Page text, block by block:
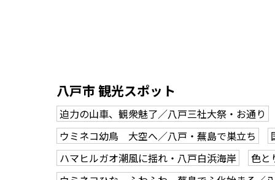
八戸市 観光スポット
迫力の山車、観衆魅了／八戸三社大祭・お通り
ウミネコ幼鳥 大空へ／八戸・蕪島で巣立ち
ハマヒルガオ潮風に揺れ・八戸白浜海岸
色と